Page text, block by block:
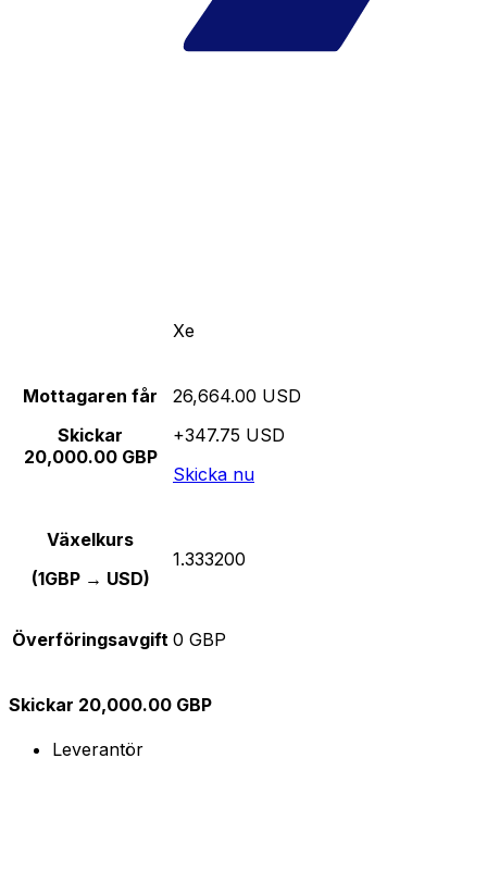
Xe
Mottagaren får
Skickar
20,000.00 GBP
26,664.00 USD
+347.75 USD
Skicka nu
Växelkurs
(1GBP → USD)
1.333200
Överföringsavgift 0 GBP
Skickar 20,000.00 GBP
Leverantör